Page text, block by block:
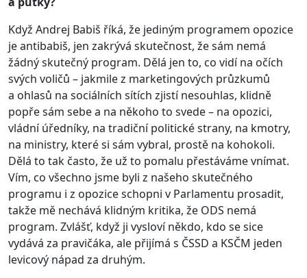
Když Andrej Babiš říká, že jediným programem opozice
je antibabiš, jen zakrývá skutečnost, že sám nemá
žádný skutečný program. Dělá jen to, co vidí na očích
svých voličů – jakmile z marketingových průzkumů
a ohlasů na sociálních sítích zjistí nesouhlas, klidně
popře sám sebe a na někoho to svede – na opozici,
vládní úředníky, na tradiční politické strany, na kmotry,
na ministry, které si sám vybral, prostě na kohokoli.
Dělá to tak často, že už to pomalu přestáváme vnímat.
Vím, co všechno jsme byli z našeho skutečného
programu i z opozice schopni v Parlamentu prosadit,
takže mě nechává klidným kritika, že ODS nemá
program. Zvlášť, když ji vysloví někdo, kdo se sice
vydává za pravičáka, ale přijímá s ČSSD a KSČM jeden
levicový nápad za druhým.